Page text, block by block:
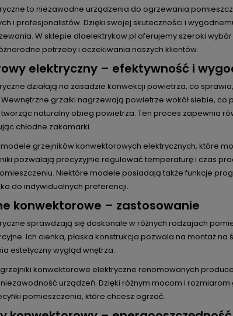
to niezawodne urządzenia do ogrzewania
i profesjonalistów. Dzięki swojej skuteczności i
W sklepie dlaelektrykow.pl oferujemy szeroki
potrzeby i oczekiwania naszych klientów.
elektryczny – efektywność i
działają na zasadzie konwekcji powietrza, co
grzałki nagrzewają powietrze wokół siebie, co
naturalny obieg powietrza. Ten proces zapewnia
chłodne zakamarki.
grzejników konwektorowych elektrycznych, które
pozwalają precyzyjnie regulować temperaturę i czas
Niektóre modele posiadają także funkcje
do indywidualnych preferencji.
konwektorowe – zastosowanie
sprawdzają się doskonale w różnych rodzajach
Ich cienka, płaska konstrukcja pozwala na montaż na
estetyczny wygląd wnętrza.
konwektorowe elektryczne renomowanych
niezawodność urządzeń. Dzięki różnym mocom i
pomieszczenia, które chcesz ogrzać.